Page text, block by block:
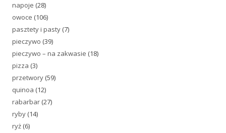
napoje (28)
owoce (106)
pasztety i pasty (7)
pieczywo (39)
pieczywo – na zakwasie (18)
pizza (3)
przetwory (59)
quinoa (12)
rabarbar (27)
ryby (14)
ryż (6)